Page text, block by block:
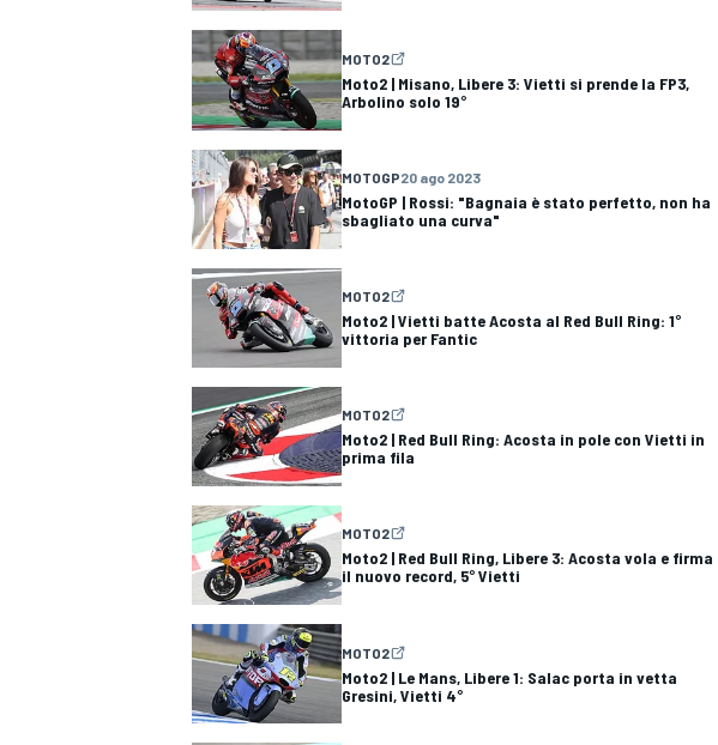
MONOMARCA
MOTO2
Moto2 | Misano, Libere 3: Vietti si prende la FP3,
Arbolino solo 19°
MOTOGP20 ago 2023
MotoGP | Rossi: "Bagnaia è stato perfetto, non ha
sbagliato una curva"
MOTO2
Moto2 | Vietti batte Acosta al Red Bull Ring: 1°
vittoria per Fantic
MOTO2
Moto2 | Red Bull Ring: Acosta in pole con Vietti in
prima fila
MOTO2
Moto2 | Red Bull Ring, Libere 3: Acosta vola e firma
il nuovo record, 5° Vietti
MOTO2
Moto2 | Le Mans, Libere 1: Salac porta in vetta
Gresini, Vietti 4°